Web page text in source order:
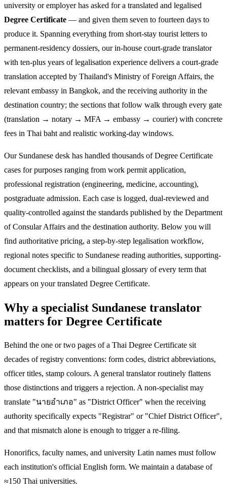
university or employer has asked for a translated and legalised
Degree Certificate — and given them seven to fourteen days to
produce it. Spanning everything from short-stay tourist letters to
permanent-residency dossiers, our in-house court-grade translator
with ten-plus years of legalisation experience delivers a court-grade
translation accepted by Thailand's Ministry of Foreign Affairs, the
relevant embassy in Bangkok, and the receiving authority in the
destination country; the sections that follow walk through every gate
(translation → notary → MFA → embassy → courier) with concrete
fees in Thai baht and realistic working-day windows.
Our Sundanese desk has handled thousands of Degree Certificate
cases for purposes ranging from work permit application,
professional registration (engineering, medicine, accounting),
postgraduate admission. Each case is logged, dual-reviewed and
quality-controlled against the standards published by the Department
of Consular Affairs and the destination authority. Below you will
find authoritative pricing, a step-by-step legalisation workflow,
regional notes specific to Sundanese reading authorities, supporting-
document checklists, and a bilingual glossary of every term that
appears on your translated Degree Certificate.
Why a specialist Sundanese translator
matters for Degree Certificate
Behind the one or two pages of a Thai Degree Certificate sit
decades of registry conventions: form codes, district abbreviations,
officer titles, stamp colours. A general translator routinely flattens
those distinctions and triggers a rejection. A non-specialist may
translate "นายอำเภอ" as "District Officer" when the receiving
authority specifically expects "Registrar" or "Chief District Officer",
and that mismatch alone is enough to trigger a re-filing.
Honorifics, faculty names, and university Latin names must follow
each institution's official English form. We maintain a database of
≈150 Thai universities.